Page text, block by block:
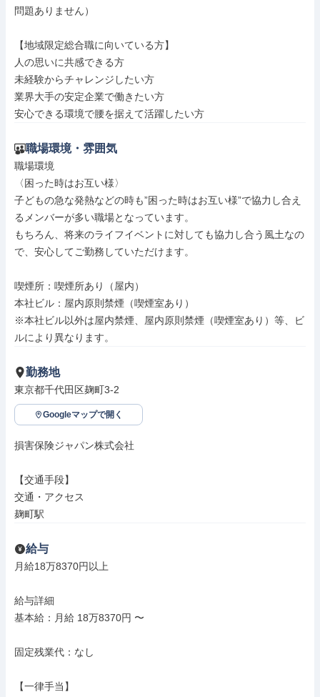
問題ありません）
【地域限定総合職に向いている方】
人の思いに共感できる方
未経験からチャレンジしたい方
業界大手の安定企業で働きたい方
安心できる環境で腰を据えて活躍したい方
職場環境・雰囲気
職場環境
〈困った時はお互い様〉
子どもの急な発熱などの時も”困った時はお互い様”で協力し合え
るメンバーが多い職場となっています。
もちろん、将来のライフイベントに対しても協力し合う風土なの
で、安心してご勤務していただけます。
喫煙所：喫煙所あり（屋内）
本社ビル：屋内原則禁煙（喫煙室あり）
※本社ビル以外は屋内禁煙、屋内原則禁煙（喫煙室あり）等、ビ
ルにより異なります。
勤務地
東京都千代田区麹町3-2
Googleマップで開く
損害保険ジャパン株式会社
【交通手段】
交通・アクセス
麹町駅
給与
月給18万8370円以上
給与詳細
基本給：月給 18万8370円 〜
固定残業代：なし
【一律手当】